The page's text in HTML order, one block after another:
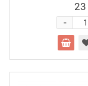
23
-